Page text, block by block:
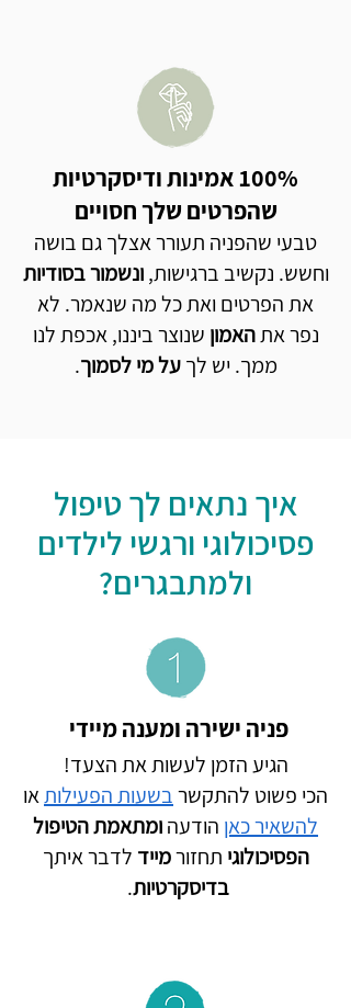
100% אמינות ודיסקרטיות
שהפרטים שלך חסויים
טבעי שהפניה תעורר אצלך גם בושה
וחשש. נקשיב ברגישות,ונשמור בסודיות
את הפרטים ואת כל מה שנאמר. לא
נפר אתהאמון שנוצר ביננו, אכפת לנו
ממך. יש לךעל מי לסמוך.
איך נתאים לך טיפול
פסיכולוגי ורגשי לילדים
ולמתבגרים?
פניה ישירה ומענה מיידי
הגיע הזמן לעשות את הצעד!
הכי פשוט להתקשרבשעות הפעילותאו
להשאיר כאן הודעהומתאמת הטיפול
הפסיכולוגי תחזורמייד לדבר איתך
בדיסקרטיות.